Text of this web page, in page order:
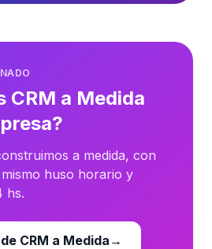
CRM a Medida
a medida, con
huso horario y
hs.
CRM a Medida →